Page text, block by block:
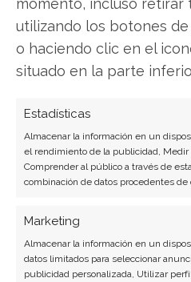
utilizando los botones
o haciendo clic en el
situado en la parte
Estadísticas
Almacenar la información en un
el rendimiento de la publicidad,
Comprender al público a través de
combinación de datos procedentes
Marketing
Almacenar la información en un
datos limitados para seleccionar
publicidad personalizada, Utilizar
Miguel Ángel
Periodista de
videojuegos, realidad
Ver todos los